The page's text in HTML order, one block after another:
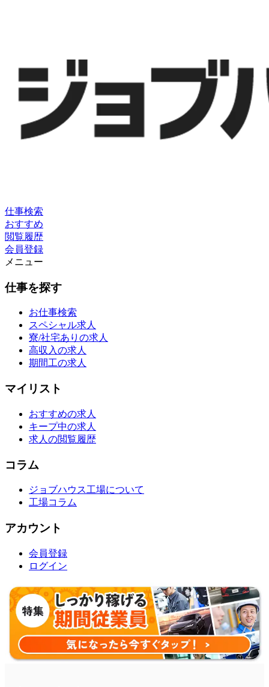
仕事検索
おすすめ
閲覧履歴
会員登録
メニュー
仕事を探す
お仕事検索
スペシャル求人
寮/社宅ありの求人
高収入の求人
期間工の求人
マイリスト
おすすめの求人
キープ中の求人
求人の閲覧履歴
コラム
ジョブハウス工場について
工場コラム
アカウント
会員登録
ログイン